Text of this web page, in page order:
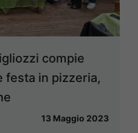
compie
festa in pizzeria,
13 Maggio 2023